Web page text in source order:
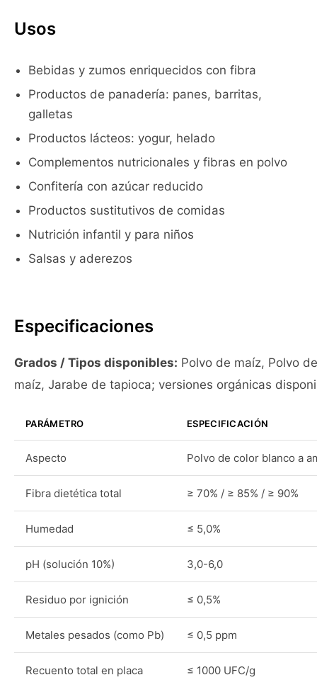
Usos
Bebidas y zumos enriquecidos con fibra
Productos de panadería: panes, barritas,
galletas
Productos lácteos: yogur, helado
Complementos nutricionales y fibras en polvo
Confitería con azúcar reducido
Productos sustitutivos de comidas
Nutrición infantil y para niños
Salsas y aderezos
Especificaciones
Grados / Tipos disponibles: Polvo de maíz, Polvo
maíz, Jarabe de tapioca; versiones orgánicas
PARÁMETRO ESPECIFICACIÓN
Aspecto Polvo de color blanco a
Fibra dietética total ≥ 70% / ≥ 85% / ≥ 90%
Humedad ≤ 5,0%
pH (solución 10%) 3,0-6,0
Residuo por ignición ≤ 0,5%
Metales pesados (como Pb) ≤ 0,5 ppm
Recuento total en placa ≤ 1000 UFC/g